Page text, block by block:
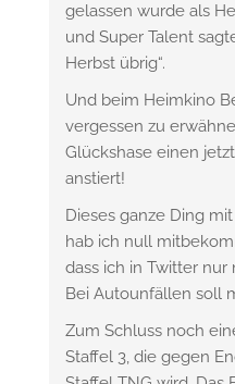
gelassen wurde als
und Super Talent
Herbst übrig“.
Und beim Heimkino
vergessen zu
Glückshase einen
anstiert!
Dieses ganze Ding
hab ich null
dass ich in Twitter
Bei Autounfällen soll
Zum Schluss noch
Staffel 3, die gegen